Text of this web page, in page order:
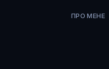
ПРО МЕНЕ